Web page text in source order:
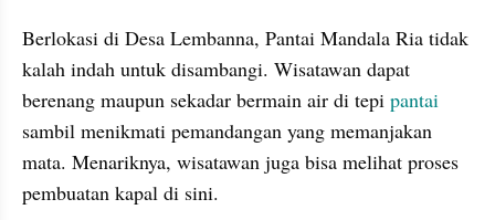
Berlokasi di Desa Lembanna, Pantai Mandala Ria tidak
kalah indah untuk disambangi. Wisatawan dapat
berenang maupun sekadar bermain air di tepi pantai
sambil menikmati pemandangan yang memanjakan
mata. Menariknya, wisatawan juga bisa melihat proses
pembuatan kapal di sini.